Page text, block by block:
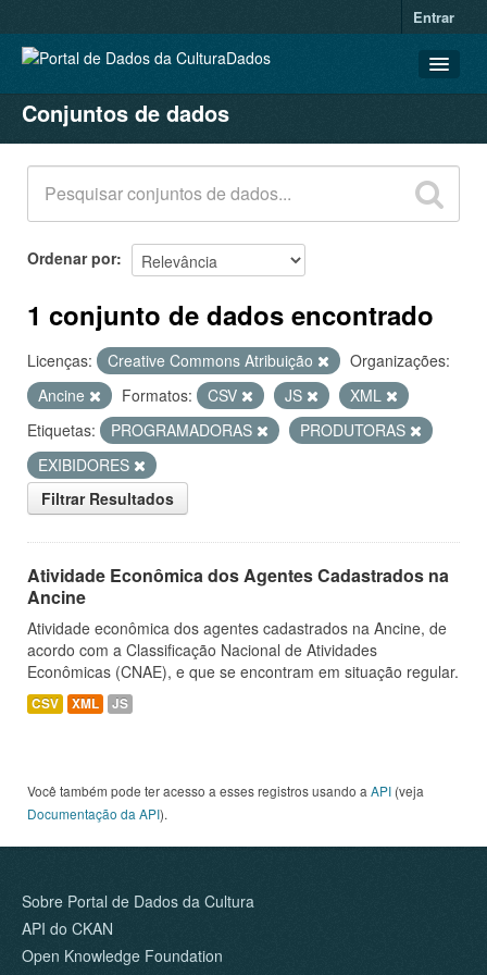
Entrar
CONJUNTOS DE DADOS
ORGANIZAÇÕES
GRUPOS
SOBRE
Conjuntos de dados
Ordenar por
1 conjunto de dados encontrado
Licenças: Creative Commons Atribuição
Organizações:
Ancine
Formatos: CSV JS
XML
Etiquetas:
PROGRAMADORAS
PRODUTORAS
EXIBIDORES
Filtrar Resultados
Atividade Econômica dos Agentes Cadastrados na
Ancine
Atividade econômica dos agentes cadastrados na Ancine, de
acordo com a Classificação Nacional de Atividades
Econômicas (CNAE), e que se encontram em situação regular.
CSV XML JS
Você também pode ter acesso a esses registros usando a API (veja
Documentação da API).
Sobre Portal de Dados da Cultura
API do CKAN
Open Knowledge Foundation